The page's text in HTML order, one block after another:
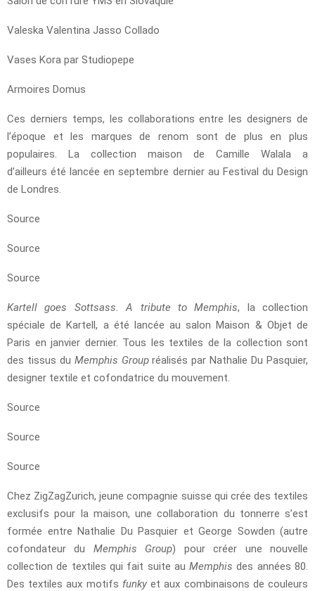
Valeska Valentina Jasso Collado
Vases Kora par Studiopepe
Armoires Domus
Ces derniers temps, les collaborations entre les designers de
l’époque et les marques de renom sont de plus en plus
populaires. La collection maison de Camille Walala a
d’ailleurs été lancée en septembre dernier au Festival du Design
de Londres.
Source
Source
Source
Kartell goes Sottsass. A tribute to Memphis, la collection
spéciale de Kartell, a été lancée au salon Maison & Objet de
Paris en janvier dernier. Tous les textiles de la collection sont
des tissus du Memphis Groupréalisés par Nathalie Du Pasquier,
designer textile et cofondatrice du mouvement.
Source
Source
Source
Chez ZigZagZurich, jeune compagnie suisse qui crée des textiles
exclusifs pour la maison, une collaboration du tonnerre s’est
formée entre Nathalie Du Pasquier et George Sowden (autre
cofondateur du Memphis Group) pour créer une nouvelle
collection de textiles qui fait suite auMemphis des années 80.
Des textiles aux motifs funkyet aux combinaisons de couleurs